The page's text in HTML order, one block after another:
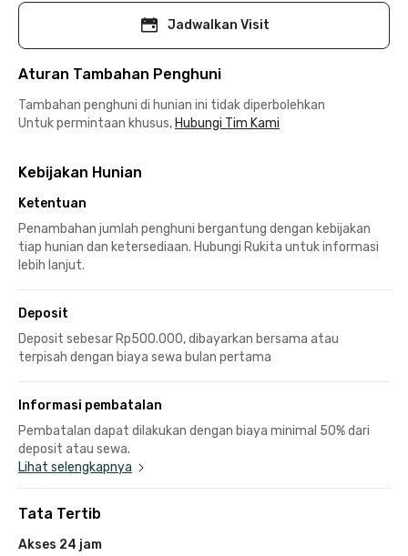
Jadwalkan Visit
Aturan Tambahan Penghuni
Tambahan penghuni di hunian ini tidak diperbolehkan
Untuk permintaan khusus, Hubungi Tim Kami
Kebijakan Hunian
Ketentuan
Penambahan jumlah penghuni bergantung dengan kebijakan
tiap hunian dan ketersediaan. Hubungi Rukita untuk informasi
lebih lanjut.
Deposit
Deposit sebesar Rp500.000, dibayarkan bersama atau
terpisah dengan biaya sewa bulan pertama
Informasi pembatalan
Pembatalan dapat dilakukan dengan biaya minimal 50% dari
deposit atau sewa.
Lihat selengkapnya
Tata Tertib
Akses 24 jam